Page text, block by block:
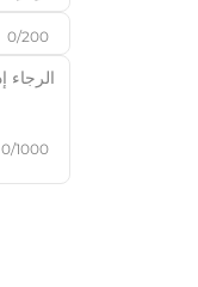
0/200
0/1000